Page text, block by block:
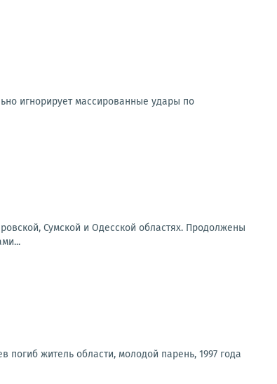
игнорирует массированные удары по
Сумской и Одесской областях. Продолжены
погиб житель области, молодой парень, 1997 года